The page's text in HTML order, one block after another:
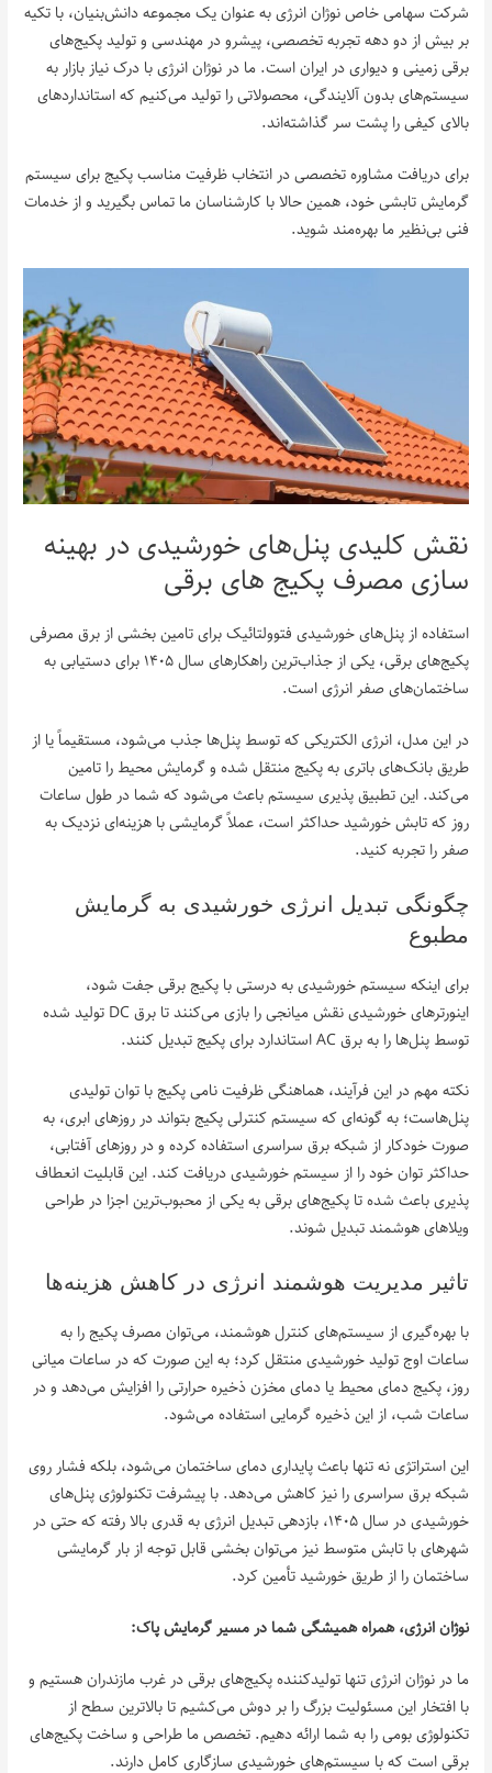
شرکت سهامی خاص نوژان انرژی به عنوان یک مجموعه دانش‌بنیان، با تکیه
بر بیش از دو دهه تجربه تخصصی، پیشرو در مهندسی و تولید پکیج‌های
برقی زمینی و دیواری در ایران است. ما در نوژان انرژی با درک نیاز بازار به
سیستم‌های بدون آلایندگی، محصولاتی را تولید می‌کنیم که استانداردهای
بالای کیفی را پشت سر گذاشته‌اند.
برای دریافت مشاوره تخصصی در انتخاب ظرفیت مناسب پکیج برای سیستم
گرمایش تابشی خود، همین حالا با کارشناسان ما تماس بگیرید و از خدمات
فنی بی‌نظیر ما بهره‌مند شوید.
نقش کلیدی پنل‌های خورشیدی در بهینه‌
سازی مصرف پکیج‌ های برقی
استفاده از پنل‌های خورشیدی فتوولتائیک برای تامین بخشی از برق مصرفی
پکیج‌های برقی، یکی از جذاب‌ترین راهکارهای سال ۱۴۰۵ برای دستیابی به
ساختمان‌های صفر انرژی است.
در این مدل، انرژی الکتریکی که توسط پنل‌ها جذب می‌شود، مستقیماً یا از
طریق بانک‌های باتری به پکیج منتقل شده و گرمایش محیط را تامین
می‌کند. این تطبیق‌ پذیری سیستم باعث می‌شود که شما در طول ساعات
روز که تابش خورشید حداکثر است، عملاً گرمایشی با هزینه‌ای نزدیک به
صفر را تجربه کنید.
چگونگی تبدیل انرژی خورشیدی به گرمایش
مطبوع
برای اینکه سیستم خورشیدی به درستی با پکیج برقی جفت شود،
اینورترهای خورشیدی نقش میانجی را بازی می‌کنند تا برق DC تولید شده
توسط پنل‌ها را به برق AC استاندارد برای پکیج تبدیل کنند.
نکته مهم در این فرآیند، هماهنگی ظرفیت نامی پکیج با توان تولیدی
پنل‌هاست؛ به گونه‌ای که سیستم کنترلی پکیج بتواند در روزهای ابری، به
صورت خودکار از شبکه برق سراسری استفاده کرده و در روزهای آفتابی،
حداکثر توان خود را از سیستم خورشیدی دریافت کند. این قابلیت انعطاف‌
پذیری باعث شده تا پکیج‌های برقی به یکی از محبوب‌ترین اجزا در طراحی
ویلاهای هوشمند تبدیل شوند.
تاثیر مدیریت هوشمند انرژی در کاهش هزینه‌ها
با بهره‌گیری از سیستم‌های کنترل هوشمند، می‌توان مصرف پکیج را به
ساعات اوج تولید خورشیدی منتقل کرد؛ به این صورت که در ساعات میانی
روز، پکیج دمای محیط یا دمای مخزن ذخیره حرارتی را افزایش می‌دهد و در
ساعات شب، از این ذخیره گرمایی استفاده می‌شود.
این استراتژی نه تنها باعث پایداری دمای ساختمان می‌شود، بلکه فشار روی
شبکه برق سراسری را نیز کاهش می‌دهد. با پیشرفت تکنولوژی پنل‌های
خورشیدی در سال ۱۴۰۵، بازدهی تبدیل انرژی به قدری بالا رفته که حتی در
شهرهای با تابش متوسط نیز می‌توان بخشی قابل توجه از بار گرمایشی
ساختمان را از طریق خورشید تأمین کرد.
نوژان انرژی، همراه همیشگی شما در مسیر گرمایش پاک:
ما در نوژان انرژی تنها تولیدکننده پکیج‌های برقی در غرب مازندران هستیم و
با افتخار این مسئولیت بزرگ را بر دوش می‌کشیم تا بالاترین سطح از
تکنولوژی بومی را به شما ارائه دهیم. تخصص ما طراحی و ساخت پکیج‌های
برقی است که با سیستم‌های خورشیدی سازگاری کامل دارند.